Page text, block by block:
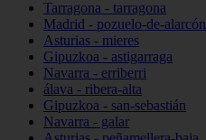
Tarragona - tarragona
Madrid - pozuelo-de-alarcón
Asturias - mieres
Gipuzkoa - astigarraga
Navarra - erriberri
álava - ribera-alta
Gipuzkoa - san-sebastián
Navarra - galar